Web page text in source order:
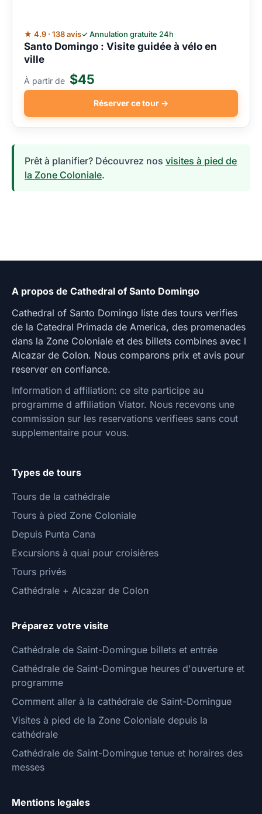
★ 4.9 · 138 avis✓ Annulation gratuite 24h
Santo Domingo : Visite guidée à vélo en
ville
À partir de $45
Réserver ce tour →
Prêt à planifier? Découvrez nos visites à pied de
la Zone Coloniale.
A propos de Cathedral of Santo Domingo
Cathedral of Santo Domingo liste des tours verifies
de la Catedral Primada de America, des promenades
dans la Zone Coloniale et des billets combines avec l
Alcazar de Colon. Nous comparons prix et avis pour
reserver en confiance.
Information d affiliation: ce site participe au
programme d affiliation Viator. Nous recevons une
commission sur les reservations verifiees sans cout
supplementaire pour vous.
Types de tours
Tours de la cathédrale
Tours à pied Zone Coloniale
Depuis Punta Cana
Excursions à quai pour croisières
Tours privés
Cathédrale + Alcazar de Colon
Préparez votre visite
Cathédrale de Saint-Domingue billets et entrée
Cathédrale de Saint-Domingue heures d'ouverture et
programme
Comment aller à la cathédrale de Saint-Domingue
Visites à pied de la Zone Coloniale depuis la
cathédrale
Cathédrale de Saint-Domingue tenue et horaires des
messes
Mentions legales